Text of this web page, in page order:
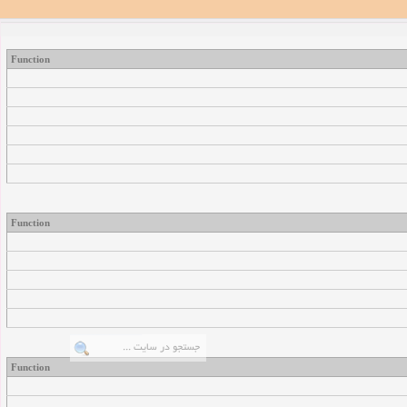
Function
Function
Function